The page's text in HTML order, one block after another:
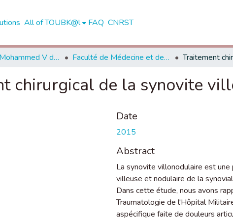
All of TOUBK@l FAQ CNRST
Université Mohammed V de Rabat Faculté de Médecine et de Pharmacie - Rabat
chirurgical de la synovite
Date
2015
Abstract
La synovite villonodulaire est
villeuse et nodulaire de la
Dans cette étude, nous avons
Traumatologie de l'Hôpital
aspécifique faite de douleurs